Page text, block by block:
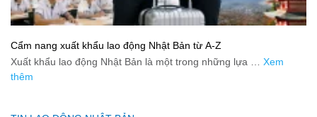
Cẩm nang xuất khẩu lao động Nhật Bản từ A-Z
Xuất khẩu lao động Nhật Bản là một trong những lựa … Xem
thêm